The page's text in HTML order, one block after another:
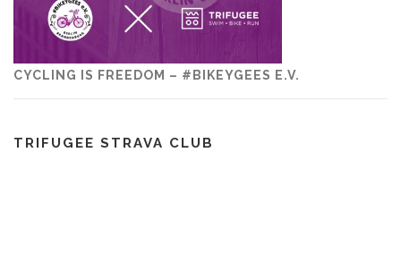
CYCLING IS FREEDOM – #BIKEYGEES E.V.
TRIFUGEE STRAVA CLUB